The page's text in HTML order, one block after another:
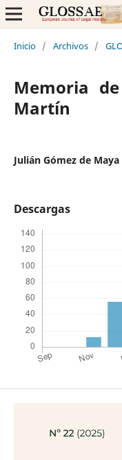
Inicio / Archivos /
Memoria
Martín
Julián Gómez de Maya
Descargas